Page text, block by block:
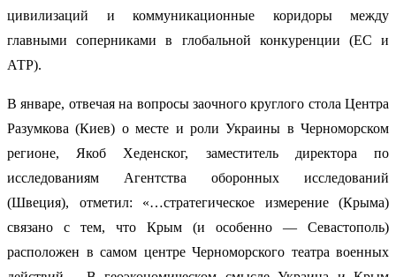
цивилизаций и коммуникационные коридоры между
главными соперниками в глобальной конкуренции (ЕС и
АТР).
В январе, отвечая на вопросы заочного круглого стола Центра
Разумкова (Киев) о месте и роли Украины в Черноморском
регионе, Якоб Хеденског, заместитель директора по
исследованиям Агентства оборонных исследований
(Швеция), отметил: «…стратегическое измерение (Крыма)
связано с тем, что Крым (и особенно — Севастополь)
расположен в самом центре Черноморского театра военных